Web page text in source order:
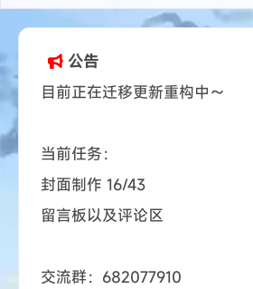
公告
目前正在迁移更新重构中～
当前任务：
封面制作 16/43
留言板以及评论区
交流群：682077910